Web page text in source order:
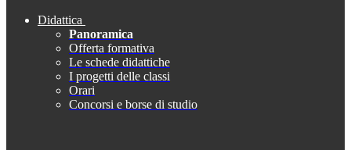
Didattica
Panoramica
Offerta formativa
Le schede didattiche
I progetti delle classi
Orari
Concorsi e borse di studio